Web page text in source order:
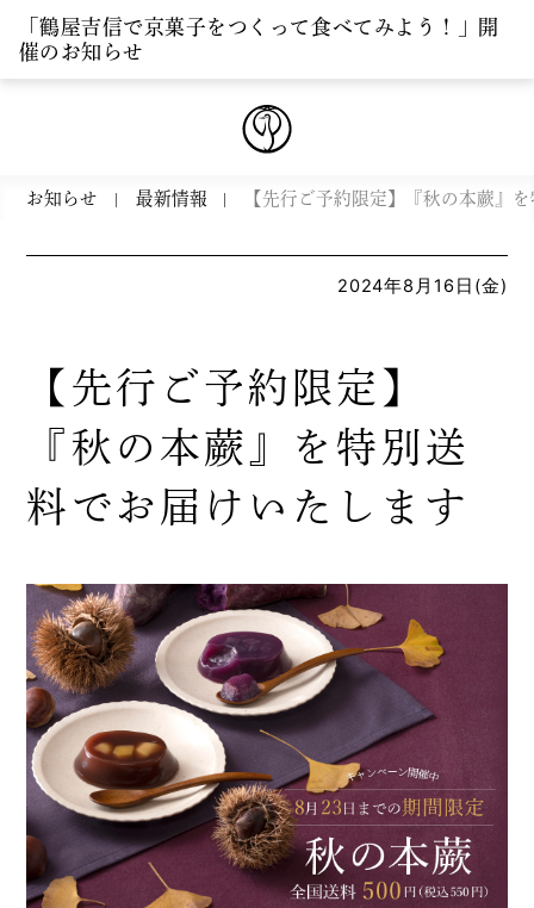
「鶴屋吉信で京菓子をつくって食べてみよう！」開
催のお知らせ
2024年8月16日(金)
【先行ご予約限定】
『秋の本蕨』を特別送
料でお届けいたします
お知らせ 最新情報 【先行ご予約限定】『秋の本蕨』